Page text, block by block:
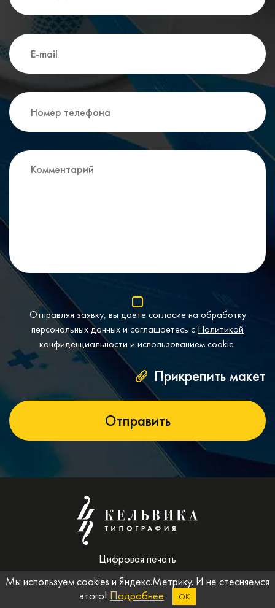
Отправляя заявку, вы даёте согласие на обработку
персональных данных и соглашаетесь с Политикой
конфиденциальности и использованием cookie.
Прикрепить макет
Цифровая печать
Офсетная печать
Широкоформатная печать
Мы используем cookies и Яндекс.Метрику. И не стесняемся
этого! Подробнее ОК